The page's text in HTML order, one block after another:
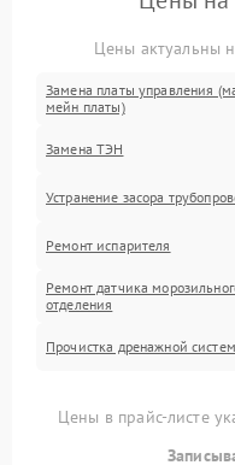
Цены актуальны
Замена платы управления
мейн платы)
Замена ТЭН
Устранение засора
Ремонт испарителя
Ремонт датчика
отделения
Прочистка дренажной
Цены в прайс-листе